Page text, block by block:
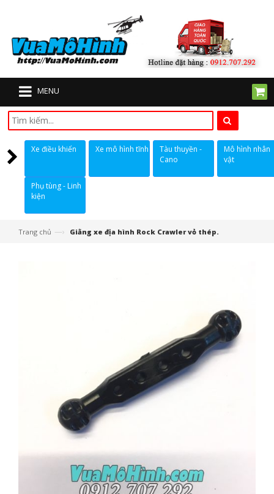
MENU
Xe điều khiển Xe mô hình tĩnh
Tàu thuyền -
Cano
Mô hình nhân
vật
Phụ tùng - Linh
kiện
Trang chủ —› Giằng xe địa hình Rock Crawler vỏ thép.